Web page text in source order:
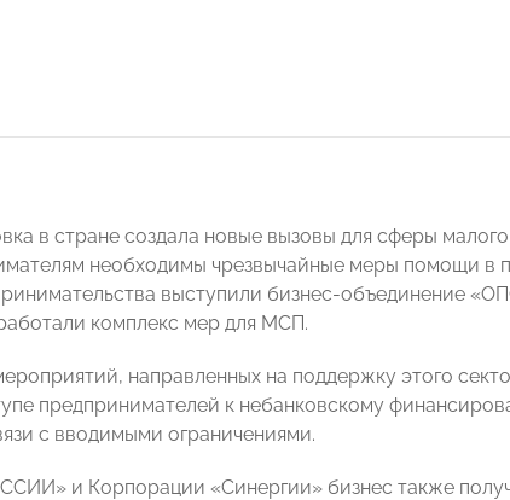
в стране создала новые вызовы для сферы малого
необходимы чрезвычайные меры помощи в
выступили бизнес-объединение
комплекс мер для МСП.
направленных на поддержку этого
предпринимателей к небанковскому
с вводимыми ограничениями.
и Корпорации «Синергии» бизнес также